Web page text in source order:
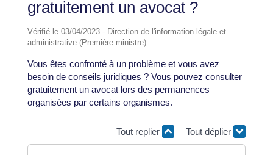
gratuitement un avocat ?
Vérifié le 03/04/2023 - Direction de l'information légale et
administrative (Première ministre)
Vous êtes confronté à un problème et vous avez
besoin de conseils juridiques ? Vous pouvez consulter
gratuitement un avocat lors des permanences
organisées par certains organismes.
Tout replier Tout déplier